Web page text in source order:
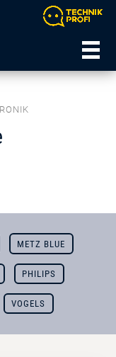
METZ BLUE
PHILIPS
VOGELS